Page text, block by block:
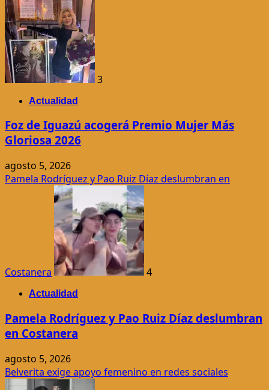
3
Actualidad
Foz de Iguazú acogerá Premio Mujer Más
Gloriosa 2026
agosto 5, 2026
Pamela Rodríguez y Pao Ruiz Díaz deslumbran en
Costanera 4
Actualidad
Pamela Rodríguez y Pao Ruiz Díaz deslumbran
en Costanera
agosto 5, 2026
Belverita exige apoyo femenino en redes sociales